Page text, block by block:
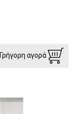
Γρήγορη αγορά